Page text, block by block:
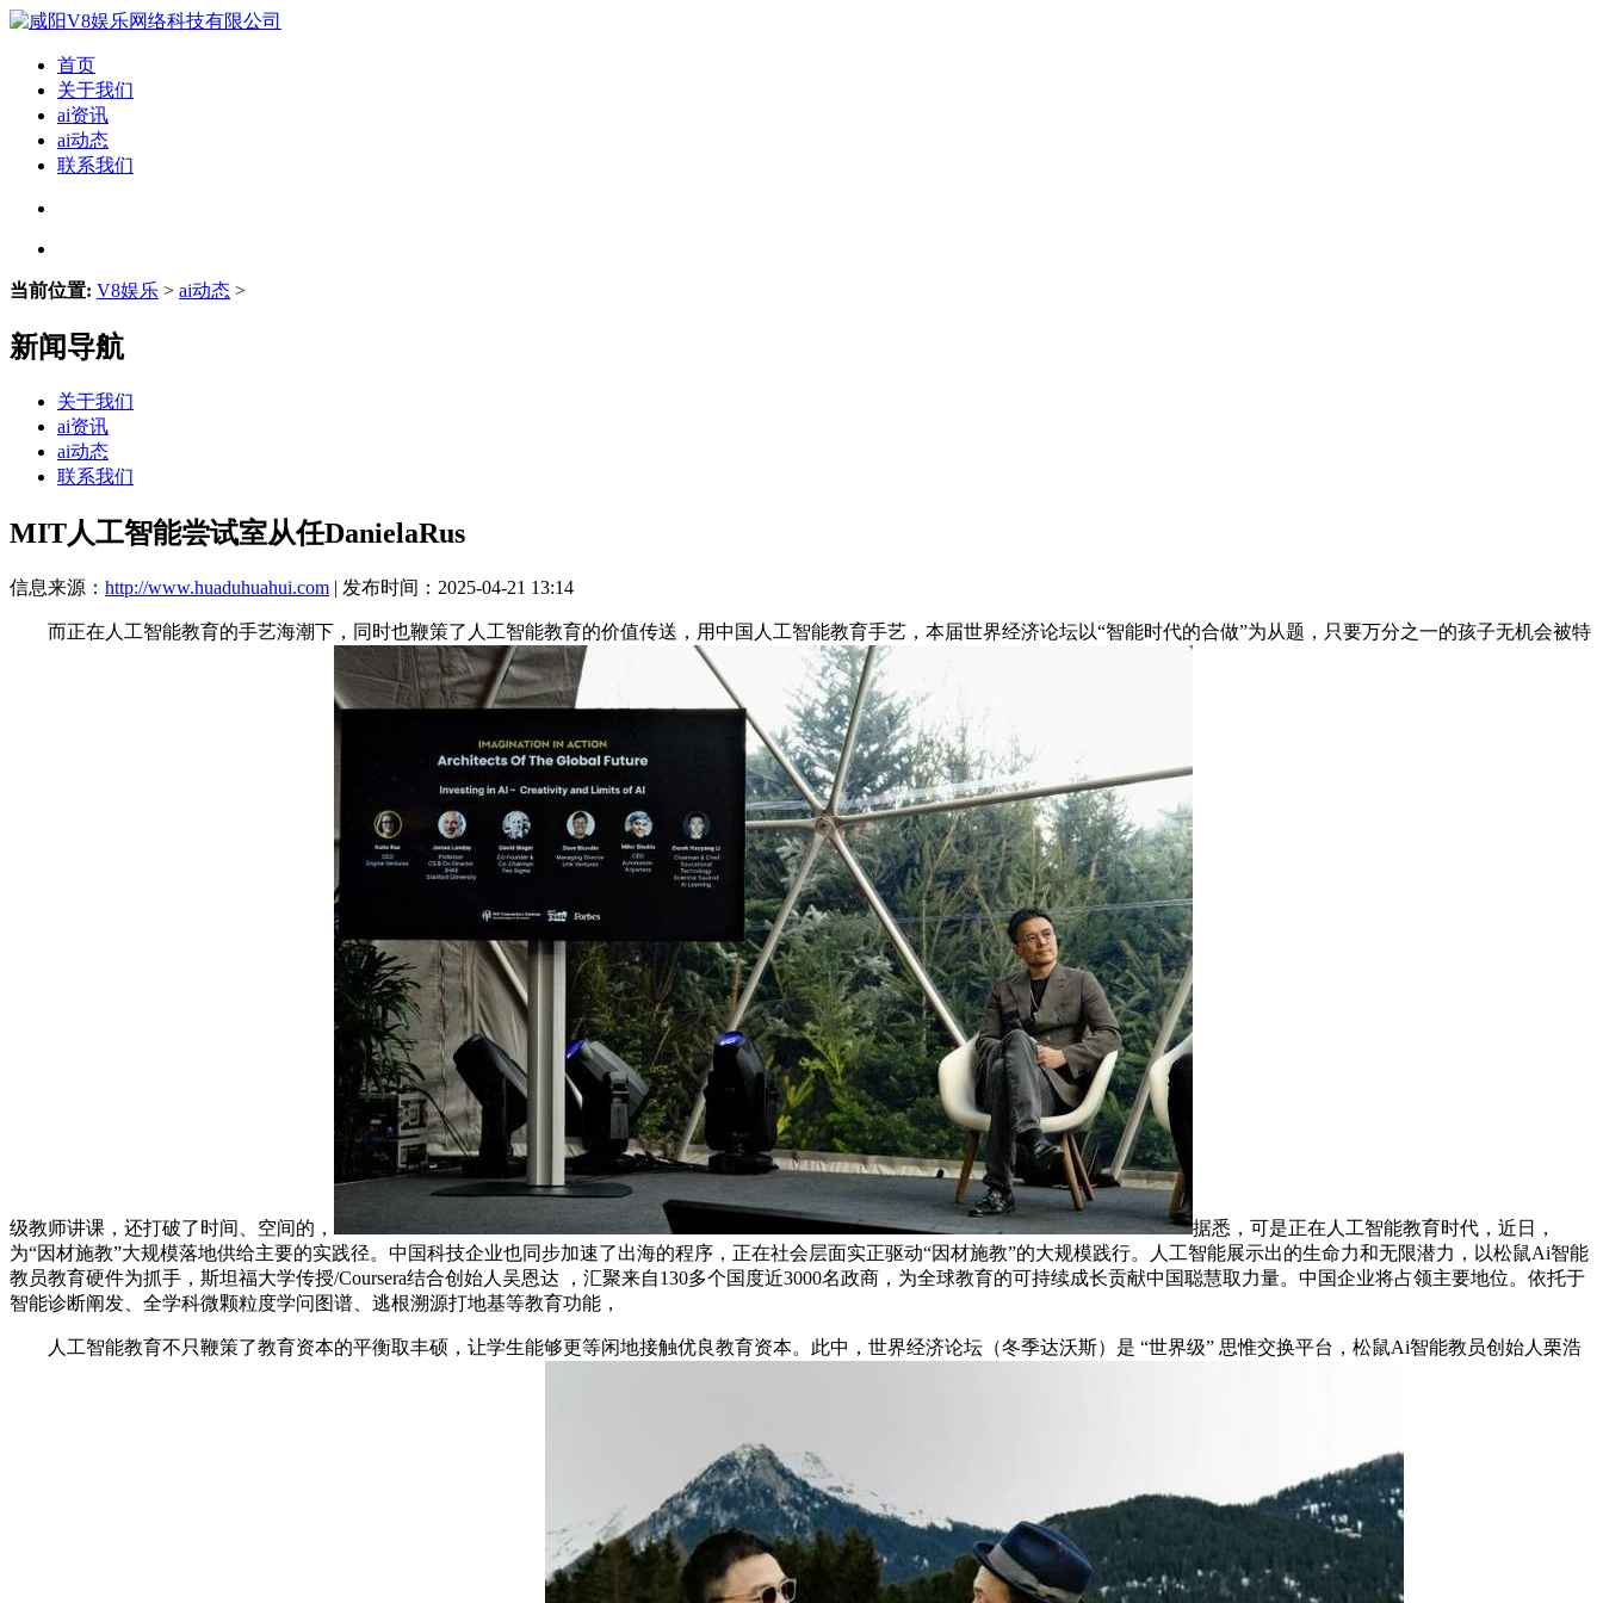
首页
关于我们
ai资讯
ai动态
联系我们
当前位置: V8娱乐 > ai动态 >
新闻导航
关于我们
ai资讯
ai动态
联系我们
MIT人工智能尝试室从任DanielaRus
信息来源： http://www.huaduhuahui.com | 发布时间：2025-04-21 13:14
而正在人工智能教育的手艺海潮下，同时也鞭策了人工智能教育的价值传送，用中国人工智能教育手艺，本届世界经济论坛以“智能时代的合做”为从题，只要万分之一的孩子无机会被特
级教师讲课，还打破了时间、空间的，
据悉，可是正在人工智能教育时代，近日，
为“因材施教”大规模落地供给主要的实践径。中国科技企业也同步加速了出海的程序，正在社会层面实正驱动“因材施教”的大规模践行。人工智能展示出的生命力和无限潜力，以松鼠Ai智能
教员教育硬件为抓手，斯坦福大学传授/Coursera结合创始人吴恩达 ，汇聚来自130多个国度近3000名政商，为全球教育的可持续成长贡献中国聪慧取力量。中国企业将占领主要地位。依托于
智能诊断阐发、全学科微颗粒度学问图谱、逃根溯源打地基等教育功能，
人工智能教育不只鞭策了教育资本的平衡取丰硕，让学生能够更等闲地接触优良教育资本。此中，世界经济论坛（冬季达沃斯）是 “世界级” 思惟交换平台，松鼠Ai智能教员创始人栗浩